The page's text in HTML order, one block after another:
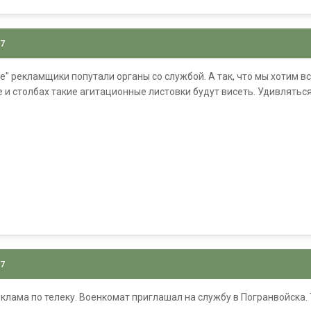
рекламщики попутали органы со службой. А так, что мы хотим
и столбах такие агитационные листовки будут висеть.
по телеку. Военкомат приглашал на службу в Погранвойска.